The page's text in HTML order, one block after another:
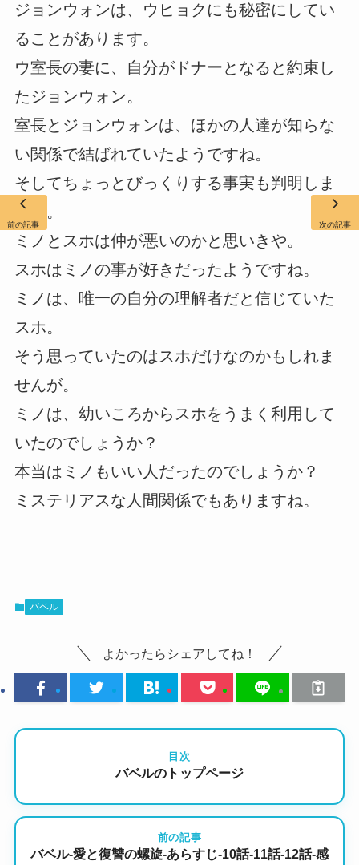
ジョンウォンは、ウヒョクにも秘密にしてい
ることがあります。
ウ室長の妻に、自分がドナーとなると約束し
たジョンウォン。
室長とジョンウォンは、ほかの人達が知らな
い関係で結ばれていたようですね。
そしてちょっとびっくりする事実も判明しま
した。
ミノとスホは仲が悪いのかと思いきや。
スホはミノの事が好きだったようですね。
ミノは、唯一の自分の理解者だと信じていた
スホ。
そう思っていたのはスホだけなのかもしれま
せんが。
ミノは、幼いころからスホをうまく利用して
いたのでしょうか？
本当はミノもいい人だったのでしょうか？
ミステリアスな人間関係でもありますね。
バベル
よかったらシェアしてね！
目次
バベルのトップページ
前の記事
バベル-愛と復讐の螺旋-あらすじ-10話-11話-12話-感
前の記事 次の記事